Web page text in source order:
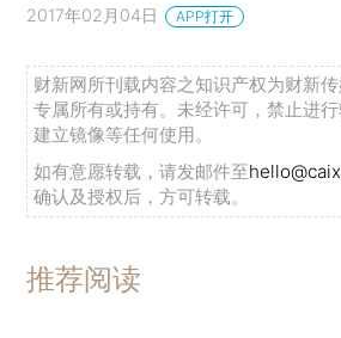
2017年02月04日 APP打开
财新网所刊载内容之知识产权为财新
专属所有或持有。未经许可，禁止进
建立镜像等任何使用。
如有意愿转载，请发邮件至
确认及授权后，方可转载。
推荐阅读